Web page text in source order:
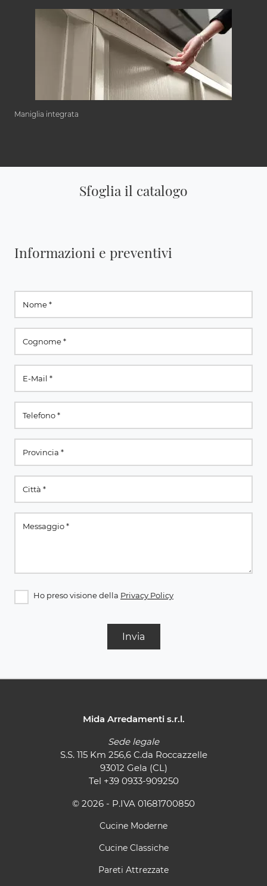
Maniglia integrata
Sfoglia il catalogo
Informazioni e preventivi
Ho preso visione della Privacy Policy
Invia
Mida Arredamenti s.r.l.
Sede legale
S.S. 115 Km 256,6 C.da Roccazzelle
93012 Gela (CL)
Tel +39 0933-909250
© 2026 - P.IVA 01681700850
Cucine Moderne
Cucine Classiche
Pareti Attrezzate